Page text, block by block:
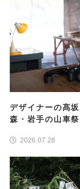
デザイナーの髙
森・岩手の山車
2026.07.28